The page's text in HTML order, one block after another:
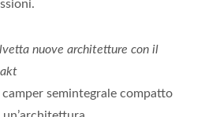
nuove architetture con il
semintegrale compatto